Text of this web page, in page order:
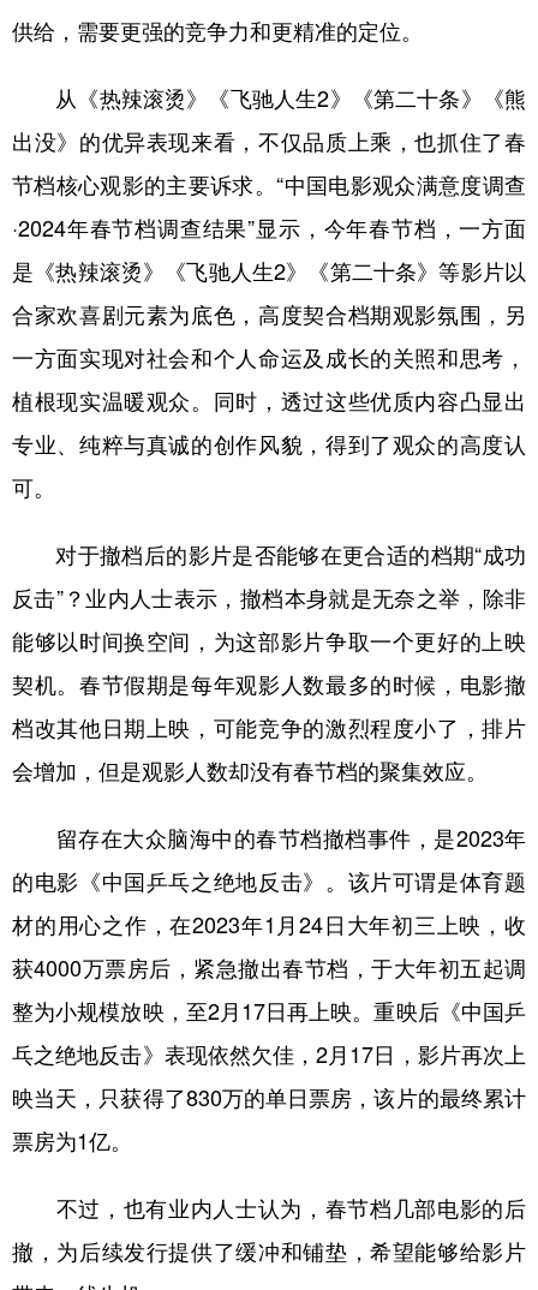
供给，需要更强的竞争力和更精准的定位。
从《热辣滚烫》《飞驰人生2》《第二十条》《熊
出没》的优异表现来看，不仅品质上乘，也抓住了春
节档核心观影的主要诉求。“中国电影观众满意度调查
·2024年春节档调查结果”显示，今年春节档，一方面
是《热辣滚烫》《飞驰人生2》《第二十条》等影片以
合家欢喜剧元素为底色，高度契合档期观影氛围，另
一方面实现对社会和个人命运及成长的关照和思考，
植根现实温暖观众。同时，透过这些优质内容凸显出
专业、纯粹与真诚的创作风貌，得到了观众的高度认
可。
对于撤档后的影片是否能够在更合适的档期“成功
反击”？业内人士表示，撤档本身就是无奈之举，除非
能够以时间换空间，为这部影片争取一个更好的上映
契机。春节假期是每年观影人数最多的时候，电影撤
档改其他日期上映，可能竞争的激烈程度小了，排片
会增加，但是观影人数却没有春节档的聚集效应。
留存在大众脑海中的春节档撤档事件，是2023年
的电影《中国乒乓之绝地反击》。该片可谓是体育题
材的用心之作，在2023年1月24日大年初三上映，收
获4000万票房后，紧急撤出春节档，于大年初五起调
整为小规模放映，至2月17日再上映。重映后《中国乒
乓之绝地反击》表现依然欠佳，2月17日，影片再次上
映当天，只获得了830万的单日票房，该片的最终累计
票房为1亿。
不过，也有业内人士认为，春节档几部电影的后
撤，为后续发行提供了缓冲和铺垫，希望能够给影片